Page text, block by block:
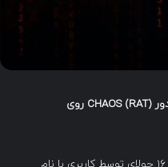
CHAOS (RAT)
روی